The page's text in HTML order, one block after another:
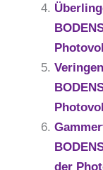
der